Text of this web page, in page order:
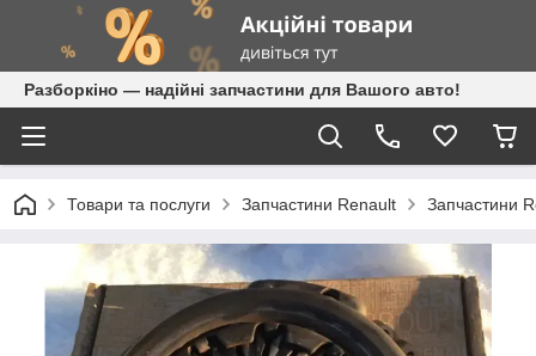
Разборкіно — надійні запчастини для Вашого авто!
Товари та послуги Запчастини Renault Запчастини